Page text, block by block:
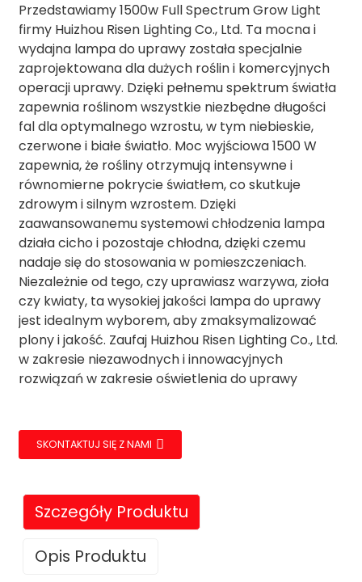
Przedstawiamy 1500w Full Spectrum Grow Light
firmy Huizhou Risen Lighting Co., Ltd. Ta mocna i
wydajna lampa do uprawy została specjalnie
zaprojektowana dla dużych roślin i komercyjnych
operacji uprawy. Dzięki pełnemu spektrum światła
zapewnia roślinom wszystkie niezbędne długości
fal dla optymalnego wzrostu, w tym niebieskie,
czerwone i białe światło. Moc wyjściowa 1500 W
zapewnia, że ​​rośliny otrzymują intensywne i
równomierne pokrycie światłem, co skutkuje
zdrowym i silnym wzrostem. Dzięki
zaawansowanemu systemowi chłodzenia lampa
działa cicho i pozostaje chłodna, dzięki czemu
nadaje się do stosowania w pomieszczeniach.
Niezależnie od tego, czy uprawiasz warzywa, zioła
czy kwiaty, ta wysokiej jakości lampa do uprawy
jest idealnym wyborem, aby zmaksymalizować
plony i jakość. Zaufaj Huizhou Risen Lighting Co., Ltd.
w zakresie niezawodnych i innowacyjnych
rozwiązań w zakresie oświetlenia do uprawy
SKONTAKTUJ SIĘ Z NAMI
Szczegóły Produktu
Opis Produktu